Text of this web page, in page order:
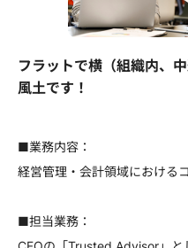
フラットで横（組織内、
風土です！
■業務内容：
経営管理・会計領域における
■担当業務：